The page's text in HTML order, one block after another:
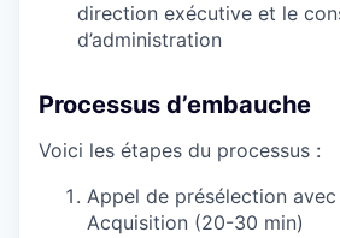
direction exécutive et le
d’administration
Processus d’embauche
Voici les étapes du processus :
Appel de présélection avec
Acquisition (20-30 min)